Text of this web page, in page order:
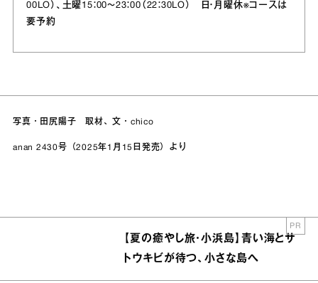
00LO）、土曜15：00～23：00（22：30LO） 日・月曜休※コースは
要予約
写真・田尻陽子 取材、文・chico
anan 2430号（2025年1月15日発売）より
【夏の癒やし旅・小浜島】青い海とサ
トウキビが待つ、小さな島へ
PR